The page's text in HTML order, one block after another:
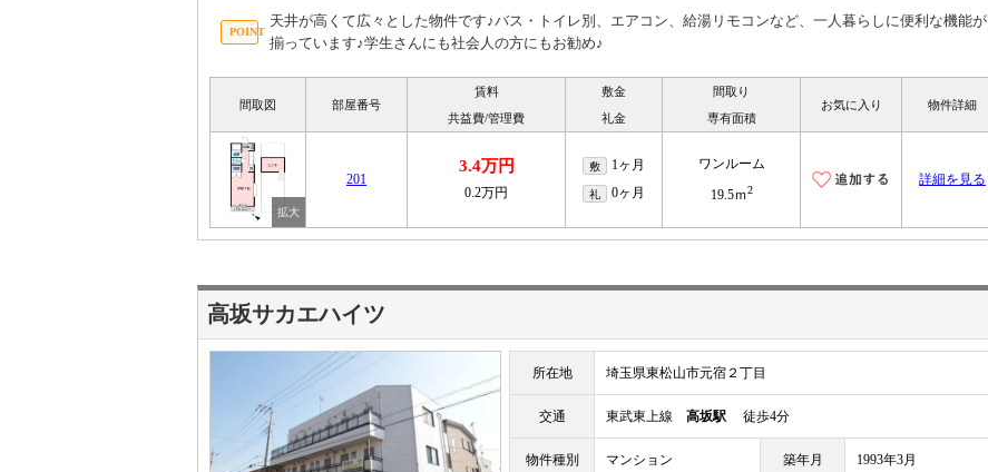
天井が高くて広々とした物件です♪バス・トイレ別、エアコン、給湯リモコンなど、一人暮らしに便利な機能が
揃っています♪学生さんにも社会人の方にもお勧め♪
間取図 部屋番号
賃料
共益費/管理費
敷金
礼金
間取り
専有面積
お気に入り 物件詳細
201
3.4万円
0.2万円
敷 1ヶ月
礼 0ヶ月
ワンルーム
19.5ｍ2
詳細を見る
高坂サカエハイツ
所在地 埼玉県東松山市元宿２丁目
交通 東武東上線 高坂駅 徒歩4分
物件種別 マンション 築年月 1993年3月